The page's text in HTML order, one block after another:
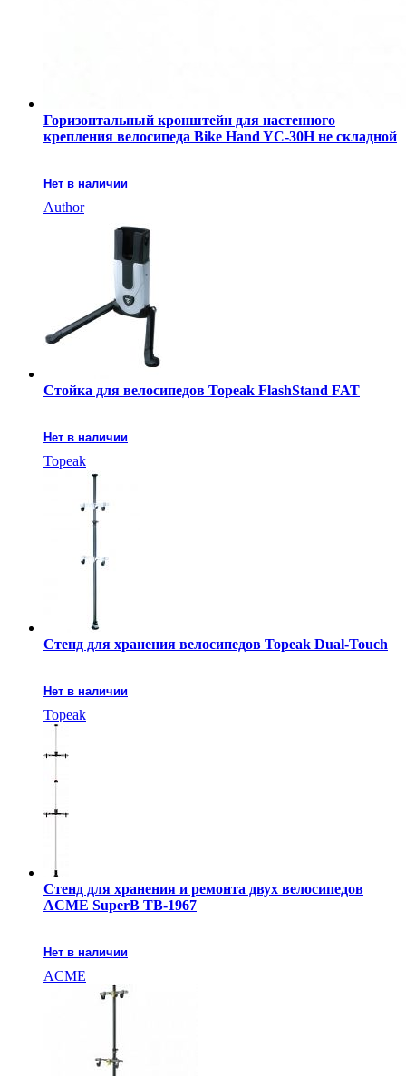
Горизонтальный кронштейн для настенного
крепления велосипеда Bike Hand YC-30H не складной
Нет в наличии
Author
Стойка для велосипедов Topeak FlashStand FAT
Нет в наличии
Topeak
Стенд для хранения велосипедов Topeak Dual-Touch
Нет в наличии
Topeak
Стенд для хранения и ремонта двух велосипедов
ACME SuperB TB-1967
Нет в наличии
ACME